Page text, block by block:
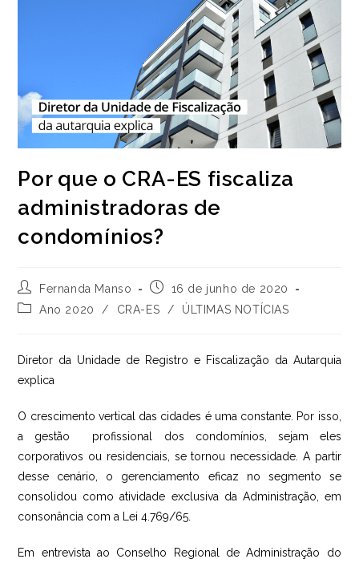
Por que o CRA-ES fiscaliza
administradoras de
condomínios?
Autor
do
post:
Fernanda Manso
Post
publicado:
16 de junho de 2020
Categoria
Ano 2020 / CRA-ES / ÚLTIMAS NOTÍCIAS
Diretor da Unidade de Registro e Fiscalização da Autarquia
explica
O crescimento vertical das cidades é uma constante. Por isso,
a gestão profissional dos condomínios, sejam eles
corporativos ou residenciais, se tornou necessidade. A partir
desse cenário, o gerenciamento eficaz no segmento se
consolidou como atividade exclusiva da Administração, em
consonância com a Lei 4.769/65.
Em entrevista ao Conselho Regional de Administração do